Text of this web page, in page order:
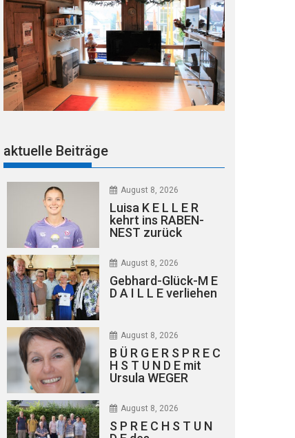
aktuelle Beiträge
August 8, 2026
Luisa K E L L E R
kehrt ins RABEN-
NEST zurück
August 8, 2026
Gebhard-Glück-M E
D A I L L E verliehen
August 8, 2026
B Ü R G E R S P R E C
H S T U N D E mit
Ursula WEGER
August 8, 2026
S P R E C H S T U N